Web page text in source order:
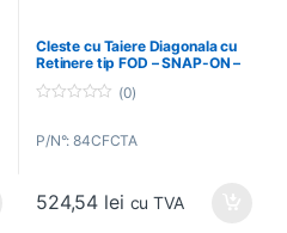
Cleste cu Taiere Diagonala cu
Retinere tip FOD – SNAP-ON –
u
5
(0)
P/N°: 84CFCTA
524,54 lei cu TVA